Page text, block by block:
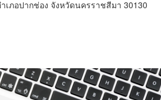
ภอปากช่อง จังหวัดนครราชสีมา 30130